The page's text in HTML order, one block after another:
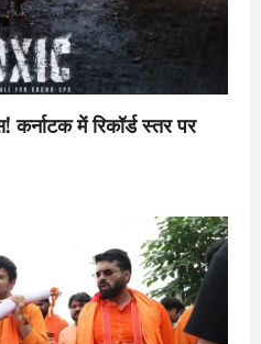
कर्नाटक में रिकॉर्ड स्तर पर